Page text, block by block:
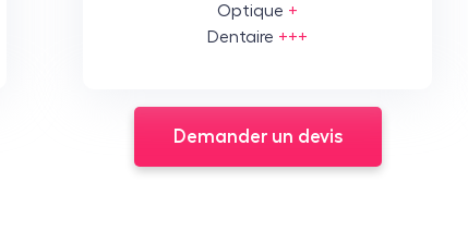
Optique +
Dentaire +++
Demander un devis